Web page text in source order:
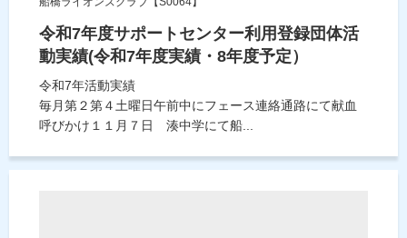
令和7年度サポートセンター利用登録団体活
動実績(令和7年度実績・8年度予定）
令和7年活動実績
毎月第２第４土曜日午前中にフェース連絡通路にて献血
呼びかけ１１月７日 湊中学にて船...